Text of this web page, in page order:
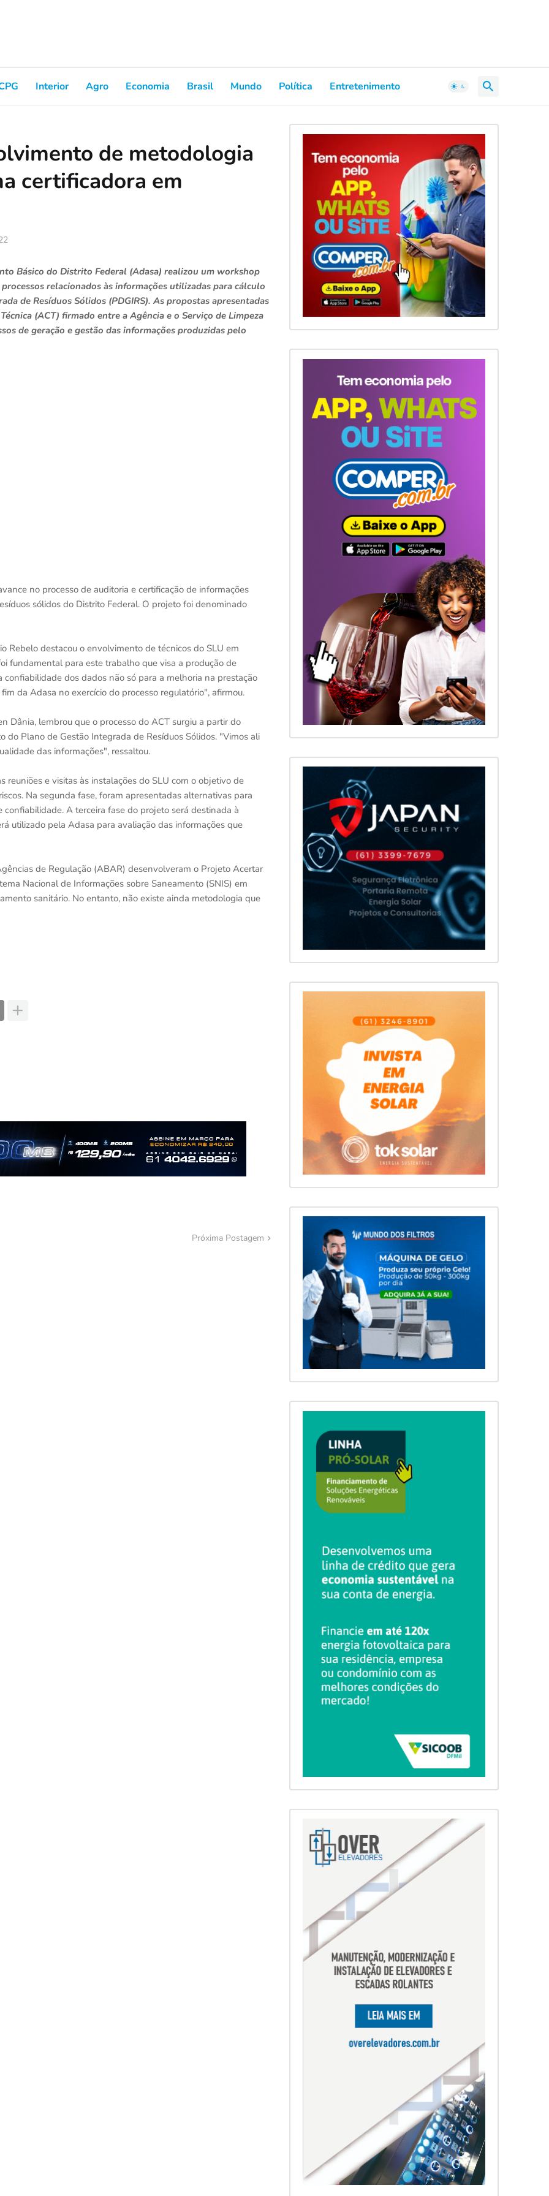
Interior Agro Economia Brasil Mundo Política Entretenimento
de metodologia
certificadora em
Básico do Distrito Federal (Adasa) realizou um workshop
relacionados às informações utilizadas para cálculo
de Resíduos Sólidos (PDGIRS). As propostas apresentadas
(ACT) firmado entre a Agência e o Serviço de Limpeza
de geração e gestão das informações produzidas pelo
no processo de auditoria e certificação de informações
sólidos do Distrito Federal. O projeto foi denominado
Rebelo destacou o envolvimento de técnicos do SLU em
fundamental para este trabalho que visa a produção de
dos dados não só para a melhoria na prestação
da Adasa no exercício do processo regulatório", afirmou.
Dânia, lembrou que o processo do ACT surgiu a partir do
Plano de Gestão Integrada de Resíduos Sólidos. "Vimos ali
das informações", ressaltou.
e visitas às instalações do SLU com o objetivo de
Na segunda fase, foram apresentadas alternativas para
A terceira fase do projeto será destinada à
utilizado pela Adasa para avaliação das informações que
de Regulação (ABAR) desenvolveram o Projeto Acertar
Nacional de Informações sobre Saneamento (SNIS) em
sanitário. No entanto, não existe ainda metodologia que
Próxima Postagem